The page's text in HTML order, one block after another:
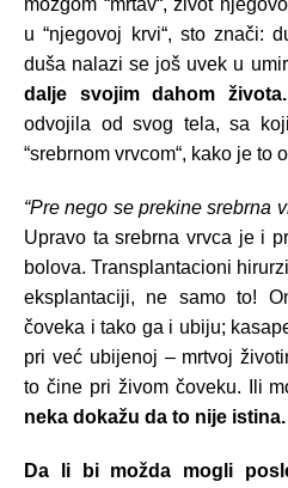
u “njegovoj krvi“, sto znači:
duša nalazi se još uvek u
dalje svojim dahom života.
odvojila od svog tela, sa
“srebrnom vrvcom“, kako je to
“Pre nego se prekine srebrna
Upravo ta srebrna vrvca je i
bolova. Transplantacioni
eksplantaciji, ne samo to!
čoveka i tako ga i ubiju;
pri već ubijenoj – mrtvoj
to čine pri živom čoveku. Ili
neka dokažu da to nije istina.
Da li bi možda mogli